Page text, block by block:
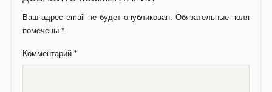
Ваш адрес email не будет опубликован. Обязательные поля
помечены *
Комментарий *